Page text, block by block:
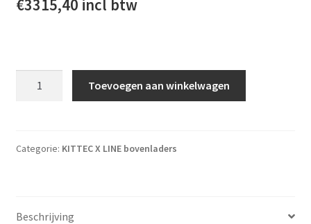
€3315,40 incl btw
Toevoegen aan winkelwagen
Categorie: KITTEC X LINE bovenladers
Beschrijving